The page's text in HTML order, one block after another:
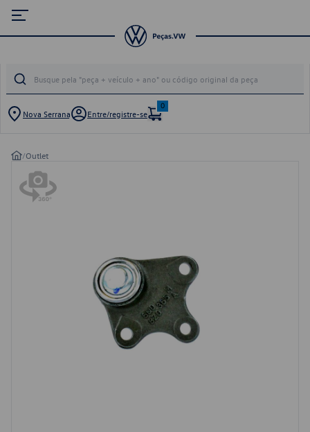
Nova Serrana Entre/registre-se
0
/Outlet